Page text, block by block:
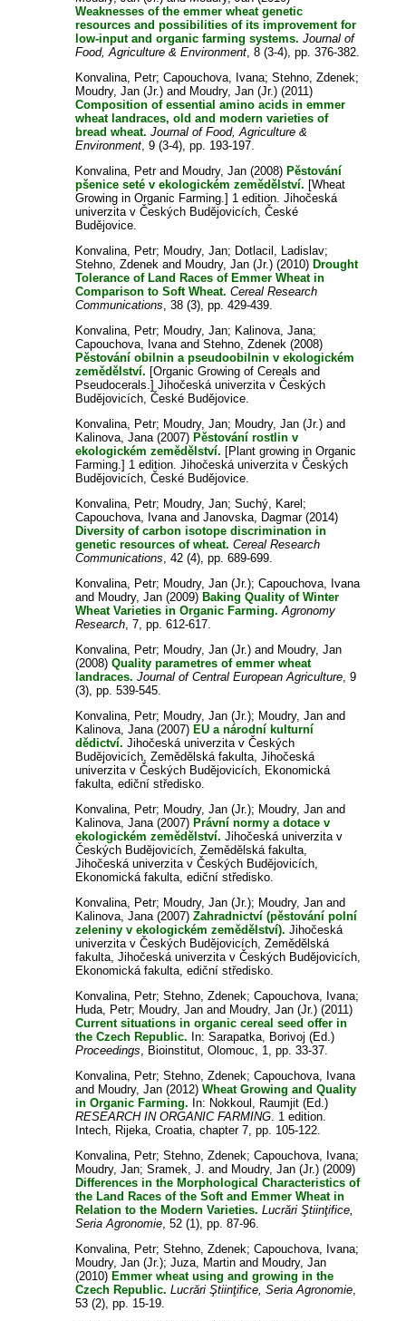
Weaknesses of the emmer wheat genetic
resources and possibilities of its improvement for
low-input and organic farming systems. Journal of
Food, Agriculture & Environment, 8 (3-4), pp. 376-382.
Konvalina, Petr;Capouchova, Ivana;Stehno, Zdenek;
Moudry, Jan (Jr.) and Moudry, Jan (Jr.) (2011)
Composition of essential amino acids in emmer
wheat landraces, old and modern varieties of
bread wheat. Journal of Food, Agriculture &
Environment, 9 (3-4), pp. 193-197.
Konvalina, Petrand Moudry, Jan (2008) Pěstování
pšenice seté v ekologickém zemědělství. [Wheat
Growing in Organic Farming.] 1 edition. Jihočeská
univerzita v Českých Budějovicích, České
Budějovice.
Konvalina, Petr; Moudry, Jan; Dotlacil, Ladislav;
Stehno, Zdenek and Moudry, Jan (Jr.) (2010) Drought
Tolerance of Land Races of Emmer Wheat in
Comparison to Soft Wheat. Cereal Research
Communications, 38 (3), pp. 429-439.
Konvalina, Petr; Moudry, Jan; Kalinova, Jana;
Capouchova, IvanaandStehno, Zdenek (2008)
Pěstování obilnin a pseudoobilnin v ekologickém
zemědělství. [Organic Growing of Cereals and
Pseudocerals.] Jihočeská univerzita v Českých
Budějovicích, České Budějovice.
Konvalina, Petr; Moudry, Jan; Moudry, Jan (Jr.) and
Kalinova, Jana(2007) Pěstování rostlin v
ekologickém zemědělství. [Plant growing in Organic
Farming.] 1 edition. Jihočeská univerzita v Českých
Budějovicích, České Budějovice.
Konvalina, Petr; Moudry, Jan;Suchý, Karel ;
Capouchova, IvanaandJanovska, Dagmar(2014)
Diversity of carbon isotope discrimination in
genetic resources of wheat. Cereal Research
Communications, 42 (4), pp. 689-699.
Konvalina, Petr; Moudry, Jan (Jr.);Capouchova, Ivana
and Moudry, Jan (2009) Baking Quality of Winter
Wheat Varieties in Organic Farming. Agronomy
Research, 7, pp. 612-617.
Konvalina, Petr; Moudry, Jan (Jr.) and Moudry, Jan
(2008)Quality parametres of emmer wheat
landraces. Journal of Central European Agriculture, 9
(3), pp. 539-545.
Konvalina, Petr; Moudry, Jan (Jr.); Moudry, Jan and
Kalinova, Jana(2007) EU a národní kulturní
dědictví. Jihočeská univerzita v Českých
Budějovicích, Zemědělská fakulta, Jihočeská
univerzita v Českých Budějovicích, Ekonomická
fakulta, ediční středisko.
Konvalina, Petr; Moudry, Jan (Jr.); Moudry, Jan and
Kalinova, Jana(2007) Právní normy a dotace v
ekologickém zemědělství. Jihočeská univerzita v
Českých Budějovicích, Zemědělská fakulta,
Jihočeská univerzita v Českých Budějovicích,
Ekonomická fakulta, ediční středisko.
Konvalina, Petr; Moudry, Jan (Jr.); Moudry, Jan and
Kalinova, Jana(2007)Zahradnictví (pěstování polní
zeleniny v ekologickém zemědělství). Jihočeská
univerzita v Českých Budějovicích, Zemědělská
fakulta, Jihočeská univerzita v Českých Budějovicích,
Ekonomická fakulta, ediční středisko.
Konvalina, Petr;Stehno, Zdenek;Capouchova, Ivana;
Huda, Petr; Moudry, Jan and Moudry, Jan (Jr.) (2011)
Current situations in organic cereal seed offer in
the Czech Republic. In:Sarapatka, Borivoj (Ed.)
Proceedings, Bioinstitut, Olomouc, 1, pp. 33-37.
Konvalina, Petr;Stehno, Zdenek;Capouchova, Ivana
and Moudry, Jan (2012)Wheat Growing and Quality
in Organic Farming. In: Nokkoul, Raumjit (Ed.)
RESEARCH IN ORGANIC FARMING. 1 edition.
Intech, Rijeka, Croatia, chapter 7, pp. 105-122.
Konvalina, Petr;Stehno, Zdenek;Capouchova, Ivana;
Moudry, Jan;Sramek, J. and Moudry, Jan (Jr.) (2009)
Differences in the Morphological Characteristics of
the Land Races of the Soft and Emmer Wheat in
Relation to the Modern Varieties. Lucrări Ştiinţifice,
Seria Agronomie, 52 (1), pp. 87-96.
Konvalina, Petr;Stehno, Zdenek;Capouchova, Ivana;
Moudry, Jan (Jr.);Juza, Martin and Moudry, Jan
(2010) Emmer wheat using and growing in the
Czech Republic. Lucrări Ştiinţifice, Seria Agronomie,
53 (2), pp. 15-19.